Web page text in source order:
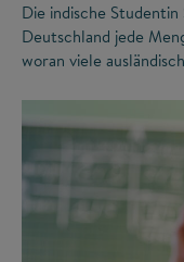
Die indische
Deutschland jede
woran viele